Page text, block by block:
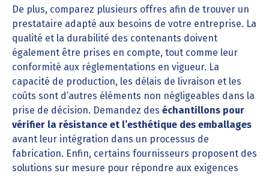
De plus, comparez plusieurs offres afin de trouver un
prestataire adapté aux besoins de votre entreprise. La
qualité et la durabilité des contenants doivent
également être prises en compte, tout comme leur
conformité aux réglementations en vigueur. La
capacité de production, les délais de livraison et les
coûts sont d’autres éléments non négligeables dans la
prise de décision. Demandez des échantillons pour
vérifier la résistance et l’esthétique des emballages
avant leur intégration dans un processus de
fabrication. Enfin, certains fournisseurs proposent des
solutions sur mesure pour répondre aux exigences